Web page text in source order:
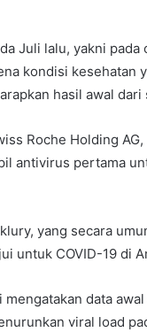
Juli lalu, yakni pada
kondisi kesehatan
hasil awal
Roche Holding
antivirus pertama
yang secara
untuk COVID-19 di
data
viral load